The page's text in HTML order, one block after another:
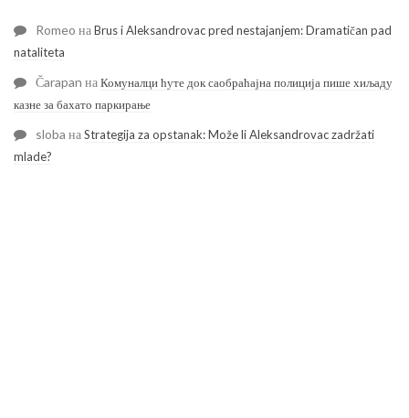
Romeo наBrus i Aleksandrovac pred nestajanjem: Dramatičan pad
nataliteta
Čarapan наКомуналци ћуте док саобраћајна полиција пише хиљаду
казне за бахато паркирање
sloba наStrategija za opstanak: Može li Aleksandrovac zadržati
mlade?